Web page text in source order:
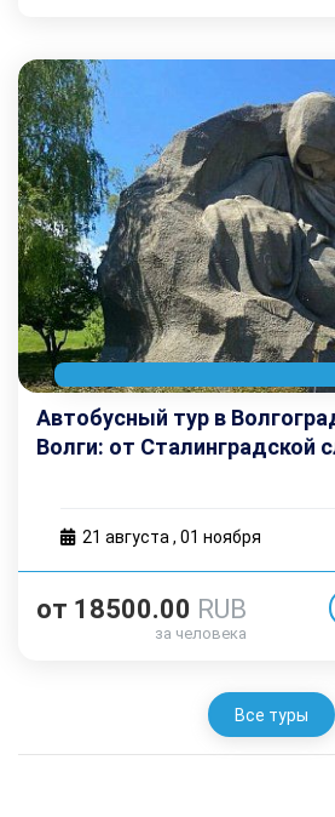
Автобусный тур в
Волги: от Сталинградской
21 августа, 01 ноября
от 18500.00 RUB
за человека
Все туры